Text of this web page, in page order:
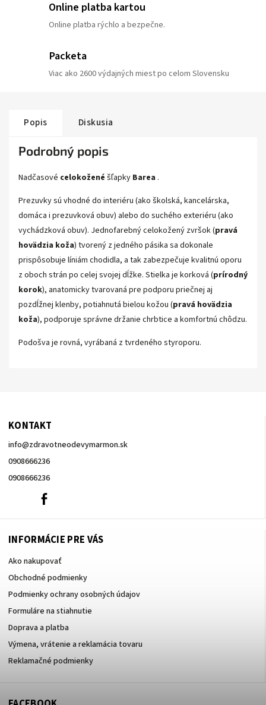
Online platba kartou
Online platba rýchlo a bezpečne.
Packeta
Viac ako 2600 výdajných miest po celom Slovensku
Popis Diskusia
Podrobný popis
Nadčasové celokožené šľapky Barea .
Prezuvky sú vhodné do interiéru (ako školská, kancelárska,
domáca i prezuvková obuv) alebo do suchého exteriéru (ako
vychádzková obuv). Jednofarebný celokožený zvršok (pravá
hovädzia koža) tvorený z jedného pásika sa dokonale
prispôsobuje líniám chodidla, a tak zabezpečuje kvalitnú oporu
z oboch strán po celej svojej dĺžke. Stielka je korková (prírodný
korok), anatomicky tvarovaná pre podporu priečnej aj
pozdĺžnej klenby, potiahnutá bielou kožou (pravá hovädzia
koža), podporuje správne držanie chrbtice a komfortnú chôdzu.
Podošva je rovná, vyrábaná z tvrdeného styroporu.
KONTAKT
info@zdravotneodevymarmon.sk
0908666236
0908666236
0908666236
INFORMÁCIE PRE VÁS
Ako nakupovať
Obchodné podmienky
Podmienky ochrany osobných údajov
Formuláre na stiahnutie
Doprava a platba
Výmena, vrátenie a reklamácia tovaru
Reklamačné podmienky